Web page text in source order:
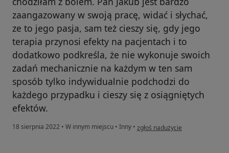
zaangazowany w swoją pracę, widać i słychać,
ze to jego pasja, sam też cieszy się, gdy jego
terapia przynosi efekty na pacjentach i to
dodatkowo podkreśla, że nie wykonuje swoich
zadań mechanicznie na każdym w ten sam
sposób tylko indywidualnie podchodzi do
każdego przypadku i cieszy się z osiągniętych
efektów.
18 sierpnia 2022 • W innym miejscu • Inny • w opinii użytkownika Az
zgłoś nadużycie